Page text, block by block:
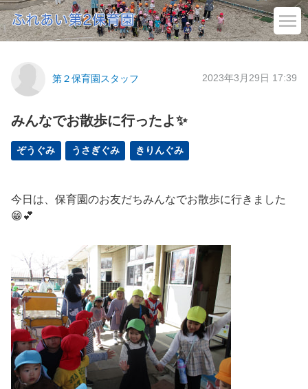
第２保育園スタッフ 2023年3月29日 17:39
みんなでお散歩に行ったよ✨
ぞうぐみ うさぎぐみ きりんぐみ
今日は、保育園のお友だちみんなでお散歩に行きました
😁💕